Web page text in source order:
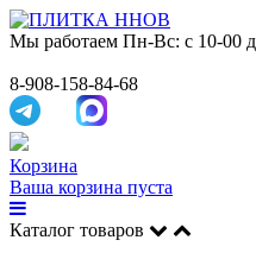
Мы работаем Пн-Вс: с 10-00
8-908-158-84-68
Корзина
Ваша корзина пуста
Каталог товаров